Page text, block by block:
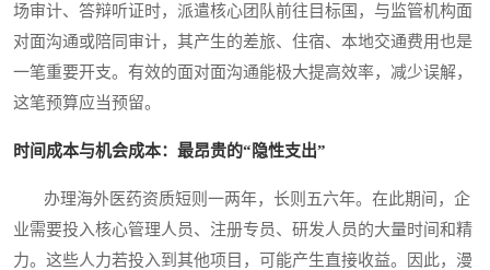
场审计、答辩听证时，派遣核心团队前往目标国，与监管机构面
对面沟通或陪同审计，其产生的差旅、住宿、本地交通费用也是
一笔重要开支。有效的面对面沟通能极大提高效率，减少误解，
这笔预算应当预留。
时间成本与机会成本：最昂贵的“隐性支出”
办理海外医药资质短则一两年，长则五六年。在此期间，企
业需要投入核心管理人员、注册专员、研发人员的大量时间和精
力。这些人力若投入到其他项目，可能产生直接收益。因此，漫